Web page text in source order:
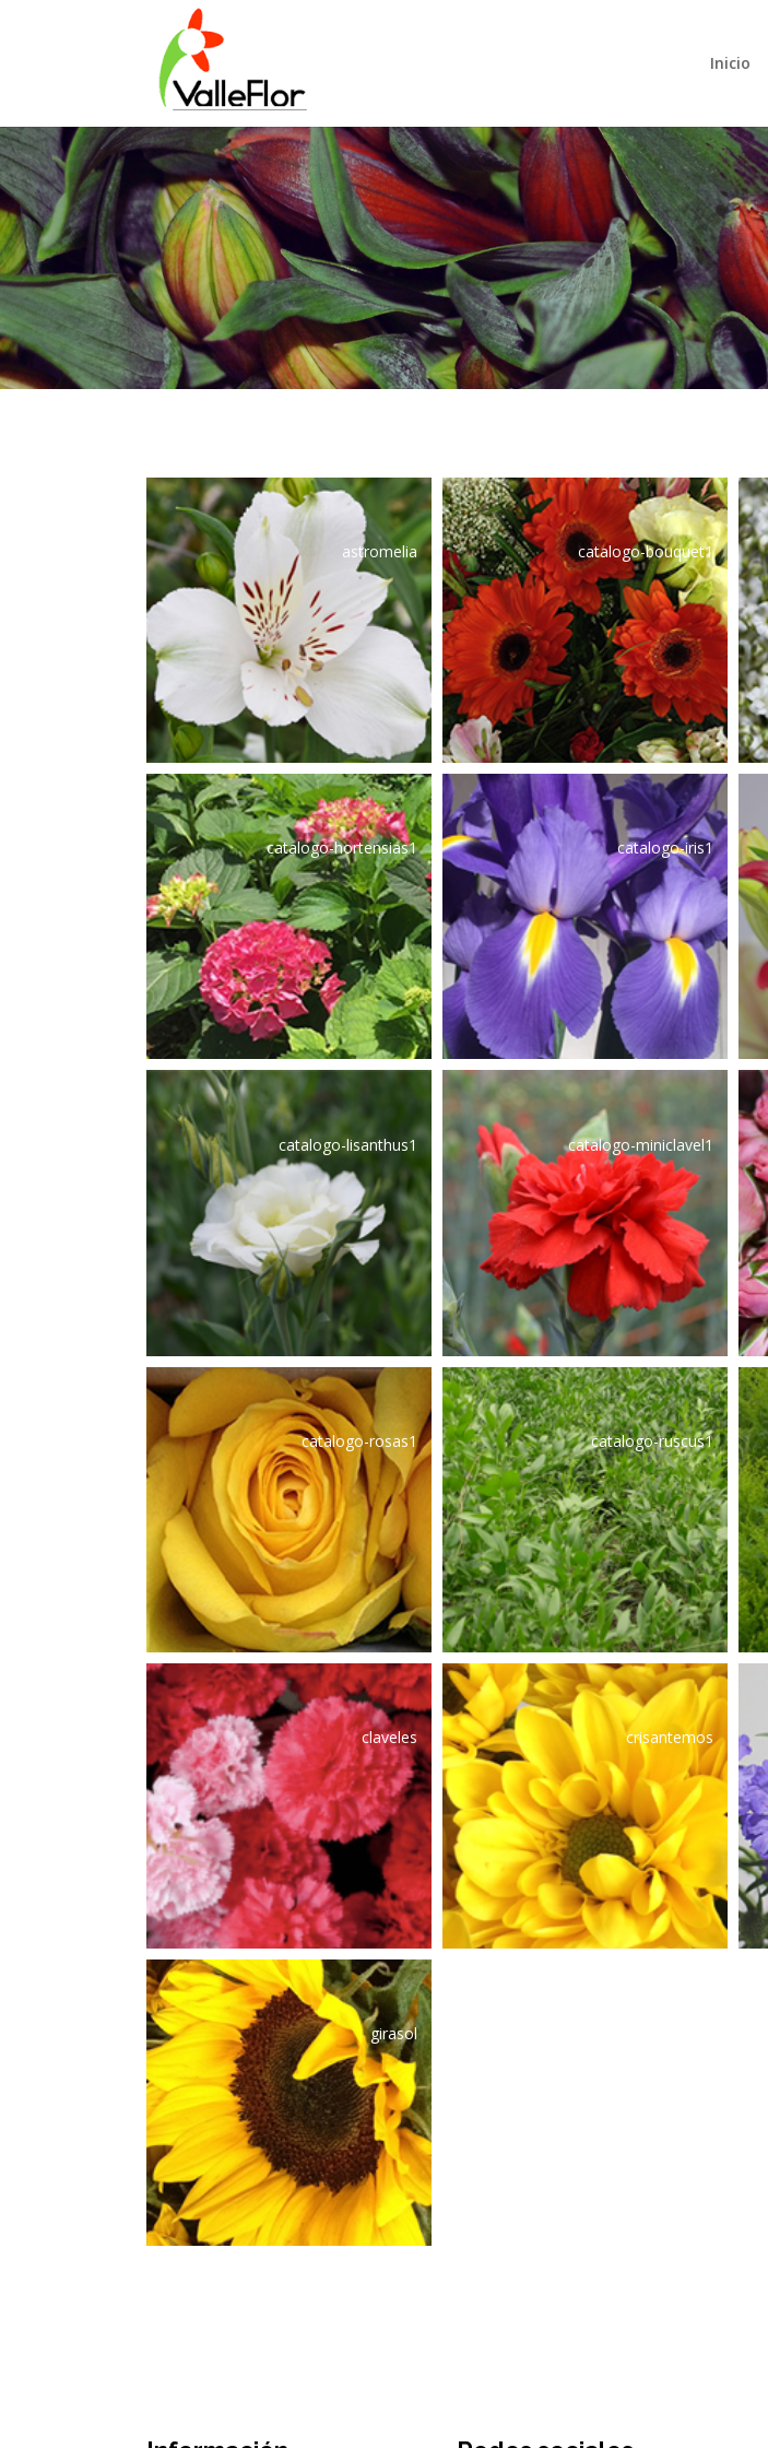
Inicio
astromelia catalogo-bouquet1
catalogo-hortensias1 catalogo-iris1
catalogo-lisanthus1 catalogo-miniclavel1
catalogo-rosas1 catalogo-ruscus1
claveles crisantemos
girasol